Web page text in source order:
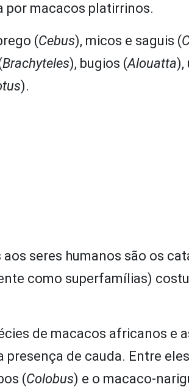
por macacos platirrinos.
(Cebus), micos e saguis (
Brachyteles), bugios (Alouatta),
).
seres humanos são os
como superfamílias)
de macacos africanos e
de cauda. Entre
(Colobus) e o macaco-